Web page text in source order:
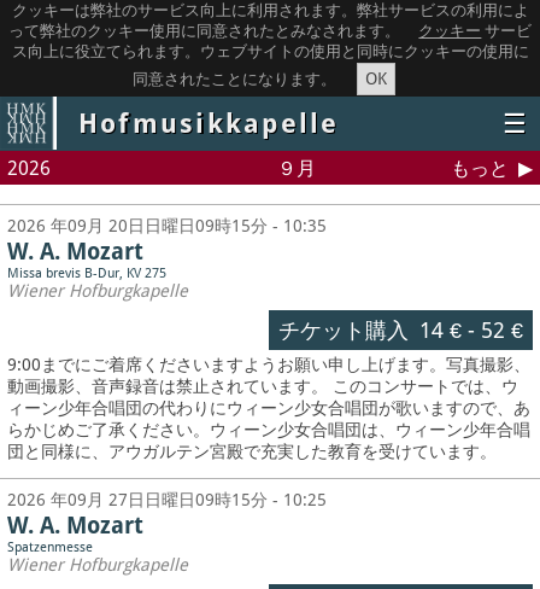
クッキーは弊社のサービス向上に利用されます。弊社サービスの利用によ
って弊社のクッキー使用に同意されたとみなされます。
クッキー サービ
ス向上に役立てられます。ウェブサイトの使用と同時にクッキーの使用に
同意されたことになります。
OK
Hofmusikkapelle ☰
2026 ９月 もっと
2026 年09月 20日日曜日09時15分 - 10:35
W. A. Mozart
Missa brevis B-Dur, KV 275
Wiener Hofburgkapelle
チケット購入 14 €- 52 €
9:00までにご着席くださいますようお願い申し上げます。写真撮影、
動画撮影、音声録音は禁止されています。 このコンサートでは、ウ
ィーン少年合唱団の代わりにウィーン少女合唱団が歌いますので、あ
らかじめご了承ください。ウィーン少女合唱団は、ウィーン少年合唱
団と同様に、アウガルテン宮殿で充実した教育を受けています。
2026 年09月 27日日曜日09時15分 - 10:25
W. A. Mozart
Spatzenmesse
Wiener Hofburgkapelle